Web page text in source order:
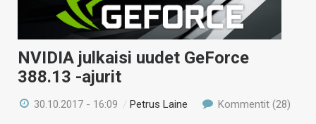
NVIDIA julkaisi uudet GeForce
388.13 -ajurit
30.10.2017 - 16:09 /Petrus Laine Kommentit (28)